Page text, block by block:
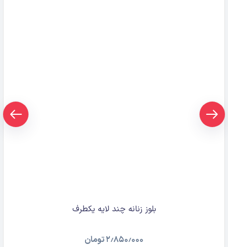
بلوز زنانه چند لایه یکطرف
۲٫۸۵۰٫۰۰۰تومان